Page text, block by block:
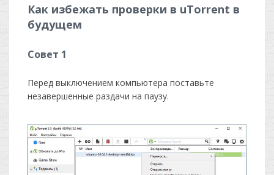
Как избежать проверки в uTorrent в
будущем
Совет 1
Перед выключением компьютера поставьте
незавершенные раздачи на паузу.